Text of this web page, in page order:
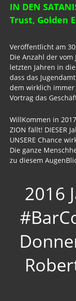
Archiv
Kriege
Keshe
Matrix
Schleswig-
AVAAZ -
IN DEN
Trust, Golden
Veröffentlicht am
Die Anzahl der
letzten Jahren in
dass das
dem wirklich immer
Vortrag das
WillKommen in
ZION fällt! DIESER
UNSERE Chance
Die ganze
zu diesem
2016